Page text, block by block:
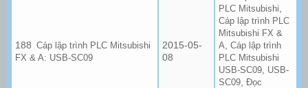
Cáp lập trình PLC Mitsubishi
FX & A: USB-SC09
2015-05-
08
PLC Mitsubishi
Cáp lập trình PLC
Mitsubishi FX &
A Cáp lập trình
PLC Mitsubishi
USB-SC09 USB-
SC09 Đọc